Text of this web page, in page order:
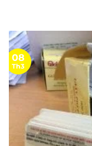
08
Th3